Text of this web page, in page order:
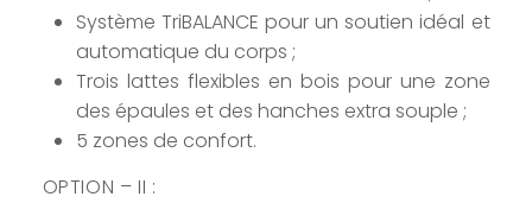
Système TriBALANCE pour un soutien idéal et
automatique du corps ;
Trois lattes flexibles en bois pour une zone
des épaules et des hanches extra souple ;
5 zones de confort.
OPTION – II :